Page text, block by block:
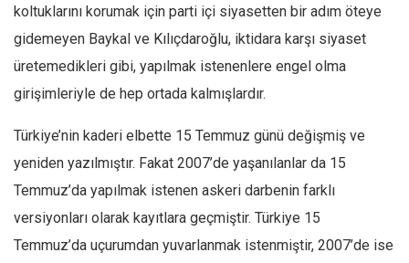
Amerika
Avustralya
Tarih
Düşünce
Dosyalar
koltuklarını korumak için parti içi siyasetten bir adım öteye
gidemeyen Baykal ve Kılıçdaroğlu, iktidara karşı siyaset
üretemedikleri gibi, yapılmak istenenlere engel olma
girişimleriyle de hep ortada kalmışlardır.
Türkiye’nin kaderi elbette 15 Temmuz günü değişmiş ve
yeniden yazılmıştır. Fakat 2007’de yaşanılanlar da 15
Temmuz’da yapılmak istenen askeri darbenin farklı
versiyonları olarak kayıtlara geçmiştir. Türkiye 15
Temmuz’da uçurumdan yuvarlanmak istenmiştir, 2007’de ise